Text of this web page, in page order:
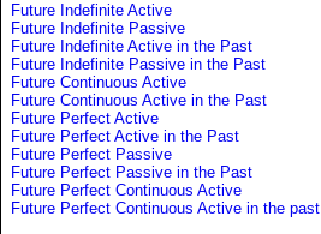
Future Indefinite Active
Future Indefinite Passive
Future Indefinite Active in the Past
Future Indefinite Passive in the Past
Future Continuous Active
Future Continuous Active in the Past
Future Perfect Active
Future Perfect Active in the Past
Future Perfect Passive
Future Perfect Passive in the Past
Future Perfect Continuous Active
Future Perfect Continuous Active in the past